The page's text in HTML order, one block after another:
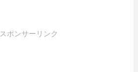
スポンサーリンク